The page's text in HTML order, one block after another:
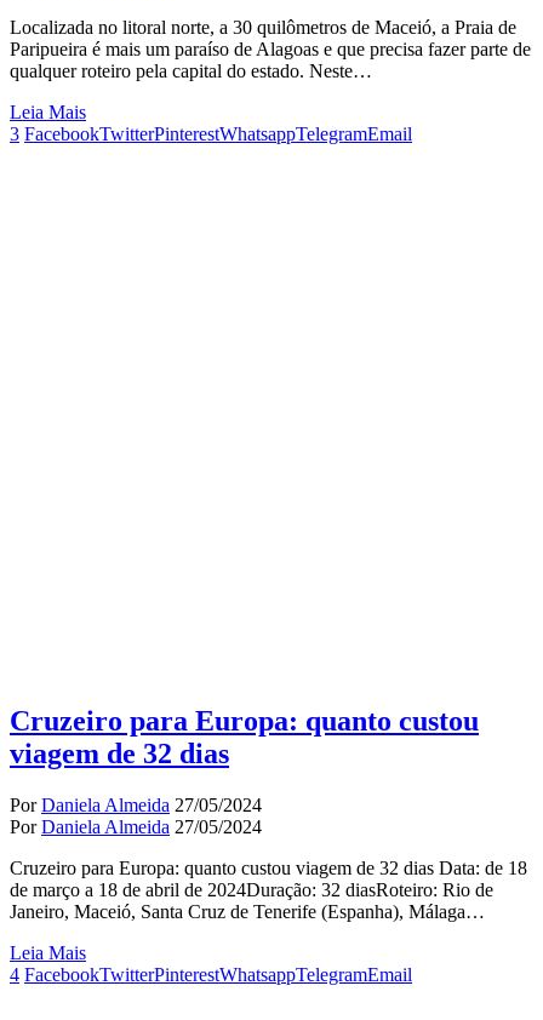
Localizada no litoral norte, a 30 quilômetros de Maceió, a Praia de
Paripueira é mais um paraíso de Alagoas e que precisa fazer parte de
qualquer roteiro pela capital do estado. Neste…
Leia Mais
3 FacebookTwitterPinterestWhatsappTelegramEmail
Cruzeiro para Europa: quanto custou
viagem de 32 dias
PorDaniela Almeida 27/05/2024
PorDaniela Almeida 27/05/2024
Cruzeiro para Europa: quanto custou viagem de 32 dias Data: de 18
de março a 18 de abril de 2024Duração: 32 diasRoteiro: Rio de
Janeiro, Maceió, Santa Cruz de Tenerife (Espanha), Málaga…
Leia Mais
4 FacebookTwitterPinterestWhatsappTelegramEmail